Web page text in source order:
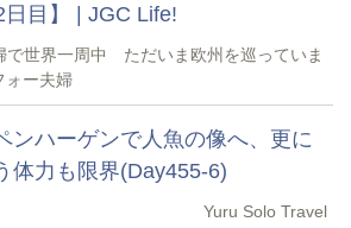
日目】 | JGC Life!
で世界一周中 ただいま欧州を巡っていま
ー夫婦
ンハーゲンで人魚の像へ、更に
体力も限界(Day455-6)
Yuru Solo Travel